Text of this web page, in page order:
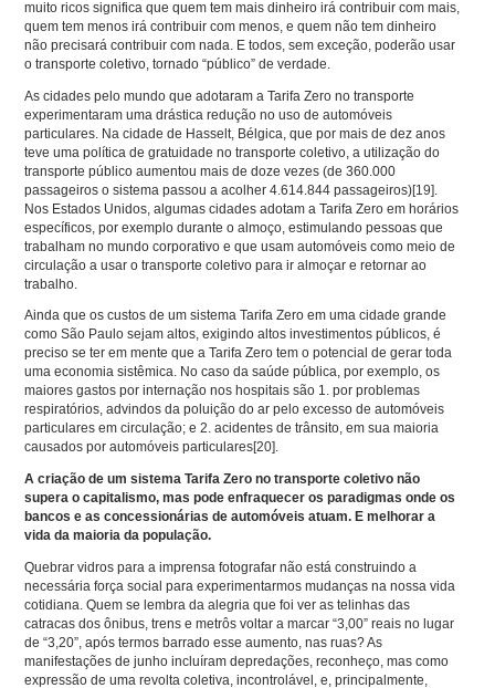
muito ricos significa que quem tem mais dinheiro irá contribuir com mais,
quem tem menos irá contribuir com menos, e quem não tem dinheiro
não precisará contribuir com nada. E todos, sem exceção, poderão usar
o transporte coletivo, tornado “público” de verdade.
As cidades pelo mundo que adotaram a Tarifa Zero no transporte
experimentaram uma drástica redução no uso de automóveis
particulares. Na cidade de Hasselt, Bélgica, que por mais de dez anos
teve uma política de gratuidade no transporte coletivo, a utilização do
transporte público aumentou mais de doze vezes (de 360.000
passageiros o sistema passou a acolher 4.614.844 passageiros)[19]
Nos Estados Unidos, algumas cidades adotam a Tarifa Zero em horários
específicos, por exemplo durante o almoço, estimulando pessoas que
trabalham no mundo corporativo e que usam automóveis como meio de
circulação a usar o transporte coletivo para ir almoçar e retornar ao
trabalho.
Ainda que os custos de um sistema Tarifa Zero em uma cidade grande
como São Paulo sejam altos, exigindo altos investimentos públicos, é
preciso se ter em mente que a Tarifa Zero tem o potencial de gerar toda
uma economia sistêmica. No caso da saúde pública, por exemplo, os
maiores gastos por internação nos hospitais são 1. por problemas
respiratórios, advindos da poluição do ar pelo excesso de automóveis
particulares em circulação; e 2. acidentes de trânsito, em sua maioria
causados por automóveis particulares [20] .
A criação de um sistema Tarifa Zero no transporte coletivo não
supera o capitalismo, mas pode enfraquecer os paradigmas onde os
bancos e as concessionárias de automóveis atuam. E melhorar a
vida da maioria da população.
Quebrar vidros para a imprensa fotografar não está construindo a
necessária força social para experimentarmos mudanças na nossa vida
cotidiana. Quem se lembra da alegria que foi ver as telinhas das
catracas dos ônibus, trens e metrôs voltar a marcar “3,00” reais no lugar
de “3,20”, após termos barrado esse aumento, nas ruas? As
manifestações de junho incluíram depredações, reconheço, mas como
expressão de uma revolta coletiva, incontrolável, e, principalmente,